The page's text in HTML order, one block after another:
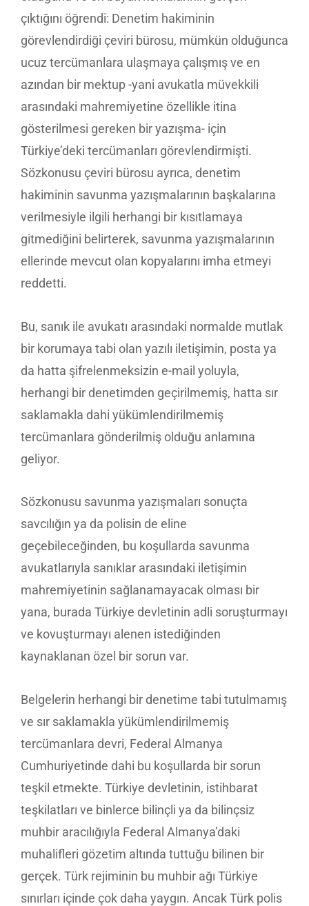
çıktığını öğrendi: Denetim hakiminin
görevlendirdiği çeviri bürosu, mümkün olduğunca
ucuz tercümanlara ulaşmaya çalışmış ve en
azından bir mektup -yani avukatla müvekkili
arasındaki mahremiyetine özellikle itina
gösterilmesi gereken bir yazışma- için
Türkiye’deki tercümanları görevlendirmişti.
Sözkonusu çeviri bürosu ayrıca, denetim
hakiminin savunma yazışmalarının başkalarına
verilmesiyle ilgili herhangi bir kısıtlamaya
gitmediğini belirterek, savunma yazışmalarının
ellerinde mevcut olan kopyalarını imha etmeyi
reddetti.
Bu, sanık ile avukatı arasındaki normalde mutlak
bir korumaya tabi olan yazılı iletişimin, posta ya
da hatta şifrelenmeksizin e-mail yoluyla,
herhangi bir denetimden geçirilmemiş, hatta sır
saklamakla dahi yükümlendirilmemiş
tercümanlara gönderilmiş olduğu anlamına
geliyor.
Sözkonusu savunma yazışmaları sonuçta
savcılığın ya da polisin de eline
geçebileceğinden, bu koşullarda savunma
avukatlarıyla sanıklar arasındaki iletişimin
mahremiyetinin sağlanamayacak olması bir
yana, burada Türkiye devletinin adli soruşturmayı
ve kovuşturmayı alenen istediğinden
kaynaklanan özel bir sorun var.
Belgelerin herhangi bir denetime tabi tutulmamış
ve sır saklamakla yükümlendirilmemiş
tercümanlara devri, Federal Almanya
Cumhuriyetinde dahi bu koşullarda bir sorun
teşkil etmekte. Türkiye devletinin, istihbarat
teşkilatları ve binlerce bilinçli ya da bilinçsiz
muhbir aracılığıyla Federal Almanya’daki
muhalifleri gözetim altında tuttuğu bilinen bir
gerçek. Türk rejiminin bu muhbir ağı Türkiye
sınırları içinde çok daha yaygın. Ancak Türk polis